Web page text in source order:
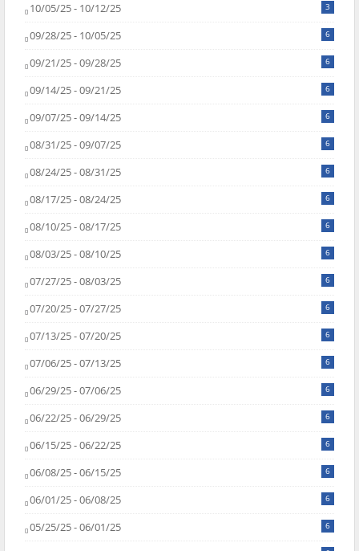
10/05/25 - 10/12/25 3
09/28/25 - 10/05/25 6
09/21/25 - 09/28/25 6
09/14/25 - 09/21/25 6
09/07/25 - 09/14/25 6
08/31/25 - 09/07/25 6
08/24/25 - 08/31/25 6
08/17/25 - 08/24/25 6
08/10/25 - 08/17/25 6
08/03/25 - 08/10/25 6
07/27/25 - 08/03/25 6
07/20/25 - 07/27/25 6
07/13/25 - 07/20/25 6
07/06/25 - 07/13/25 6
06/29/25 - 07/06/25 6
06/22/25 - 06/29/25 6
06/15/25 - 06/22/25 6
06/08/25 - 06/15/25 6
06/01/25 - 06/08/25 6
05/25/25 - 06/01/25 6